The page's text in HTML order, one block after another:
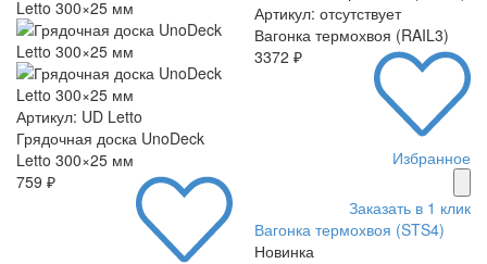
Артикул: UD Letto
Грядочная доска UnoDeck
Letto 300×25 мм
759 ₽
Артикул: отсутствует
Вагонка термохвоя (RAIL3)
3372 ₽
Избранное
Заказать в 1 клик
Вагонка термохвоя (STS4)
Новинка